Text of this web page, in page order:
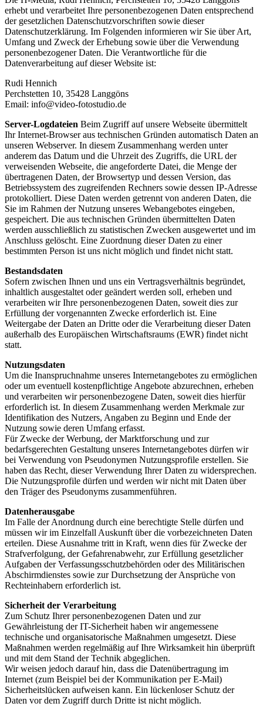
erhebt und verarbeitet Ihre personenbezogenen Daten entsprechend
der gesetzlichen Datenschutzvorschriften sowie dieser
Datenschutzerklärung. Im Folgenden informieren wir Sie über Art,
Umfang und Zweck der Erhebung sowie über die Verwendung
personenbezogener Daten. Die Verantwortliche für die
Datenverarbeitung auf dieser Website ist:
Rudi Hennich
Perchstetten 10, 35428 Langgöns
Email: info@video-fotostudio.de
Server-Logdateien Beim Zugriff auf unsere Webseite übermittelt
Ihr Internet-Browser aus technischen Gründen automatisch Daten an
unseren Webserver. In diesem Zusammenhang werden unter
anderem das Datum und die Uhrzeit des Zugriffs, die URL der
verweisenden Webseite, die angeforderte Datei, die Menge der
übertragenen Daten, der Browsertyp und dessen Version, das
Betriebssystem des zugreifenden Rechners sowie dessen IP-Adresse
protokolliert. Diese Daten werden getrennt von anderen Daten, die
Sie im Rahmen der Nutzung unseres Webangebotes eingeben,
gespeichert. Die aus technischen Gründen übermittelten Daten
werden ausschließlich zu statistischen Zwecken ausgewertet und im
Anschluss gelöscht. Eine Zuordnung dieser Daten zu einer
bestimmten Person ist uns nicht möglich und findet nicht statt.
Bestandsdaten
Sofern zwischen Ihnen und uns ein Vertragsverhältnis begründet,
inhaltlich ausgestaltet oder geändert werden soll, erheben und
verarbeiten wir Ihre personenbezogenen Daten, soweit dies zur
Erfüllung der vorgenannten Zwecke erforderlich ist. Eine
Weitergabe der Daten an Dritte oder die Verarbeitung dieser Daten
außerhalb des Europäischen Wirtschaftsraums (EWR) findet nicht
statt.
Nutzungsdaten
Um die Inanspruchnahme unseres Internetangebotes zu ermöglichen
oder um eventuell kostenpflichtige Angebote abzurechnen, erheben
und verarbeiten wir personenbezogene Daten, soweit dies hierfür
erforderlich ist. In diesem Zusammenhang werden Merkmale zur
Identifikation des Nutzers, Angaben zu Beginn und Ende der
Nutzung sowie deren Umfang erfasst.
Für Zwecke der Werbung, der Marktforschung und zur
bedarfsgerechten Gestaltung unseres Internetangebotes dürfen wir
bei Verwendung von Pseudonymen Nutzungsprofile erstellen. Sie
haben das Recht, dieser Verwendung Ihrer Daten zu widersprechen.
Die Nutzungsprofile dürfen und werden wir nicht mit Daten über
den Träger des Pseudonyms zusammenführen.
Datenherausgabe
Im Falle der Anordnung durch eine berechtigte Stelle dürfen und
müssen wir im Einzelfall Auskunft über die vorbezeichneten Daten
erteilen. Diese Ausnahme tritt in Kraft, wenn dies für Zwecke der
Strafverfolgung, der Gefahrenabwehr, zur Erfüllung gesetzlicher
Aufgaben der Verfassungsschutzbehörden oder des Militärischen
Abschirmdienstes sowie zur Durchsetzung der Ansprüche von
Rechteinhabern erforderlich ist.
Sicherheit der Verarbeitung
Zum Schutz Ihrer personenbezogenen Daten und zur
Gewährleistung der IT-Sicherheit haben wir angemessene
technische und organisatorische Maßnahmen umgesetzt. Diese
Maßnahmen werden regelmäßig auf Ihre Wirksamkeit hin überprüft
und mit dem Stand der Technik abgeglichen.
Wir weisen jedoch darauf hin, dass die Datenübertragung im
Internet (zum Beispiel bei der Kommunikation per E-Mail)
Sicherheitslücken aufweisen kann. Ein lückenloser Schutz der
Daten vor dem Zugriff durch Dritte ist nicht möglich.